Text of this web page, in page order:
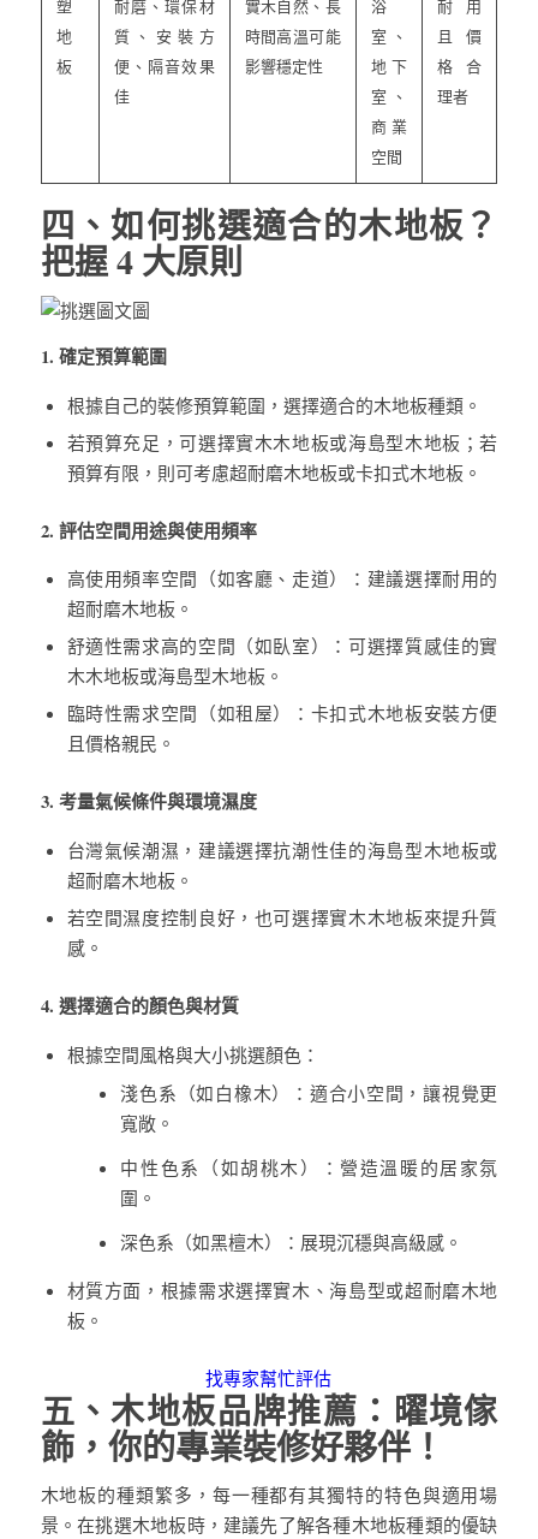
塑
地
板
耐磨、環保材
質、安裝方
便、隔音效果
佳
實木自然、長
時間高溫可能
影響穩定性
浴
室、
地下
室、
商業
空間
耐用
且價
格合
理者
四、如何挑選適合的木地板？
把握 4 大原則
1. 確定預算範圍
根據自己的裝修預算範圍，選擇適合的木地板種類。
若預算充足，可選擇實木木地板或海島型木地板；若
預算有限，則可考慮超耐磨木地板或卡扣式木地板。
2. 評估空間用途與使用頻率
高使用頻率空間（如客廳、走道）：建議選擇耐用的
超耐磨木地板。
舒適性需求高的空間（如臥室）：可選擇質感佳的實
木木地板或海島型木地板。
臨時性需求空間（如租屋）：卡扣式木地板安裝方便
且價格親民。
3. 考量氣候條件與環境濕度
台灣氣候潮濕，建議選擇抗潮性佳的海島型木地板或
超耐磨木地板。
若空間濕度控制良好，也可選擇實木木地板來提升質
感。
4. 選擇適合的顏色與材質
根據空間風格與大小挑選顏色：
淺色系（如白橡木）：適合小空間，讓視覺更
寬敞。
中性色系（如胡桃木）：營造溫暖的居家氛
圍。
深色系（如黑檀木）：展現沉穩與高級感。
材質方面，根據需求選擇實木、海島型或超耐磨木地
板。
找專家幫忙評估
五、木地板品牌推薦：曜境傢
飾，你的專業裝修好夥伴！
木地板的種類繁多，每一種都有其獨特的特色與適用場
景。在挑選木地板時，建議先了解各種木地板種類的優缺